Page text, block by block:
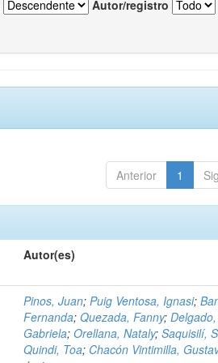
Autor/registro
Anterior 1
Autor(es)
Pinos, Juan;Puig Ventosa, Ignasi;
Fernanda;Quezada, Fanny;Delgado,
Gabriela;Orellana, Nataly;Saquisilí,
Quindi, Toa; Chacón Vintimilla,